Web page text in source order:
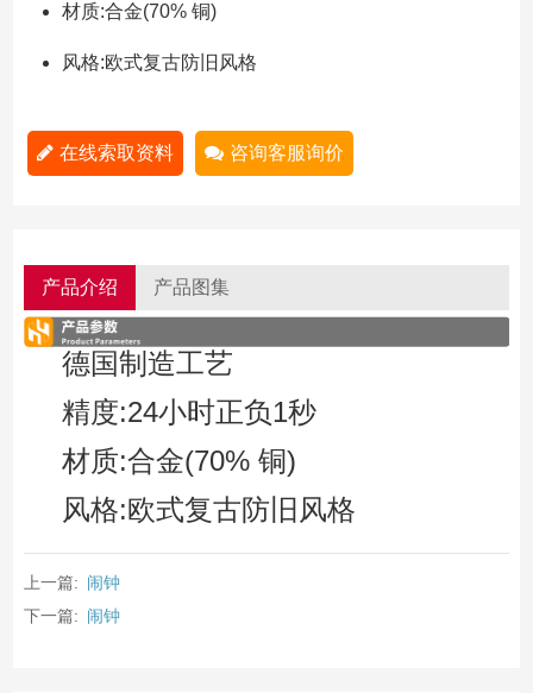
材质:合金(70% 铜)
风格:欧式复古防旧风格
在线索取资料 咨询客服询价
产品介绍 产品图集
德国制造工艺
精度:24小时正负1秒
材质:合金(70% 铜)
风格:欧式复古防旧风格
上一篇: 闹钟
下一篇: 闹钟